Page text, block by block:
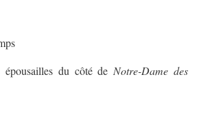
du côté de Notre-Dame des